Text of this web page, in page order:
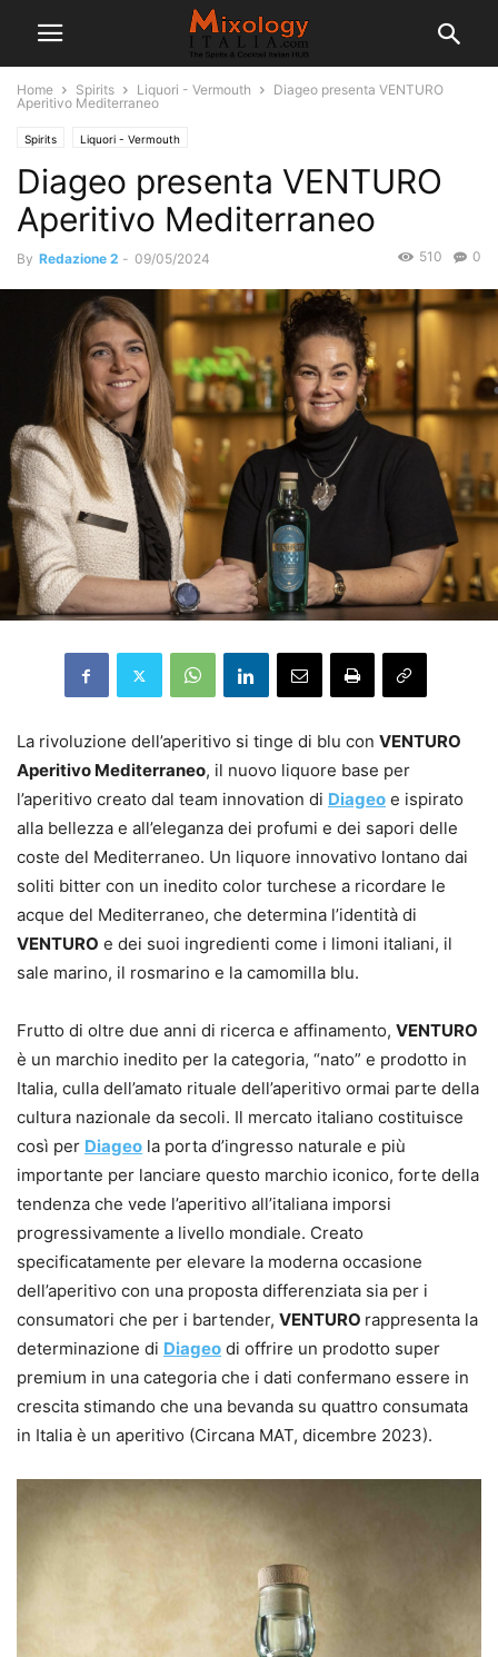
Home Spirits Liquori - Vermouth
Diageo presenta VENTURO
Aperitivo Mediterraneo
Spirits Liquori - Vermouth
Diageo presenta VENTURO
Aperitivo Mediterraneo
By Redazione 2 - 09/05/2024 0
510
La rivoluzione dell’aperitivo si tinge di blu con VENTURO
Aperitivo Mediterraneo, il nuovo liquore base per
l’aperitivo creato dal team innovation di Diageo e ispirato
alla bellezza e all’eleganza dei profumi e dei sapori delle
coste del Mediterraneo. Un liquore innovativo lontano dai
soliti bitter con un inedito color turchese a ricordare le
acque del Mediterraneo, che determina l’identità di
VENTURO e dei suoi ingredienti come i limoni italiani, il
sale marino, il rosmarino e la camomilla blu.
Frutto di oltre due anni di ricerca e affinamento, VENTURO
è un marchio inedito per la categoria, “nato” e prodotto in
Italia, culla dell’amato rituale dell’aperitivo ormai parte della
cultura nazionale da secoli. Il mercato italiano costituisce
così per Diageo la porta d’ingresso naturale e più
importante per lanciare questo marchio iconico, forte della
tendenza che vede l’aperitivo all’italiana imporsi
progressivamente a livello mondiale. Creato
specificatamente per elevare la moderna occasione
dell’aperitivo con una proposta differenziata sia per i
consumatori che per i bartender, VENTURO rappresenta la
determinazione di Diageo di offrire un prodotto super
premium in una categoria che i dati confermano essere in
crescita stimando che una bevanda su quattro consumata
in Italia è un aperitivo (Circana MAT, dicembre 2023).